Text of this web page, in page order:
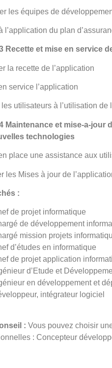
les équipes de
l’application du plan
Recette et mise en service
la recette de l’application
service l’application
utilisateurs à l’utilisation de
Maintenance et mise-a-
technologies
place une assistance aux
les Mises à jour de
:
de projet informatique
de développement
mission projets
d’études en informatique
de projet application
d’Etude et
en développement et
intégrateur logiciel
: Vous pouvez choisir
: Concepteur